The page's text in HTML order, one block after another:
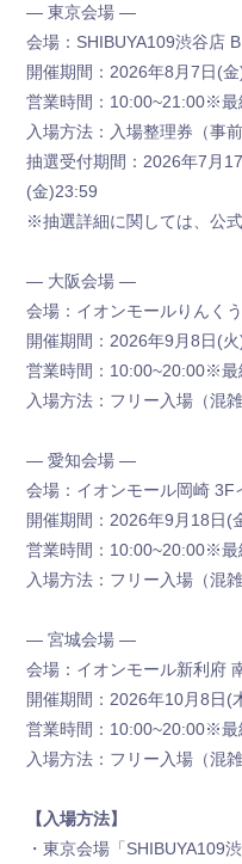
― 東京会場 ―
会場：SHIBUYA109渋谷店
開催期間：2026年8月7日(
営業時間：10:00~21:00※最
入場方法：入場整理券（事前
抽選受付期間：2026年7月
(金)23:59
※抽選詳細に関しては、公
― 大阪会場 ―
会場：イオンモールりんく
開催期間：2026年9月8日(
営業時間：10:00~20:00※最
入場方法：フリー入場（混
― 愛知会場 ―
会場：イオンモール岡崎 3F
開催期間：2026年9月18日(
営業時間：10:00~20:00※最
入場方法：フリー入場（混
― 宮城会場 ―
会場：イオンモール新利府
開催期間：2026年10月8日(
営業時間：10:00~20:00※最
入場方法：フリー入場（混
【入場方法】
・東京会場「SHIBUYA109